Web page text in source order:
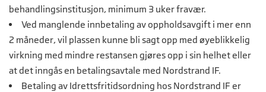
behandlingsinstitusjon, minimum 3 uker fravær.
Ved manglende innbetaling av oppholdsavgift i mer enn
2 måneder, vil plassen kunne bli sagt opp med øyeblikkelig
virkning med mindre restansen gjøres opp i sin helhet eller
at det inngås en betalingsavtale med Nordstrand IF.
Betaling av Idrettsfritidsordning hos Nordstrand IF er